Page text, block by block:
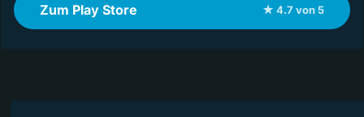
Zum Play Store ★ 4.7 von 5